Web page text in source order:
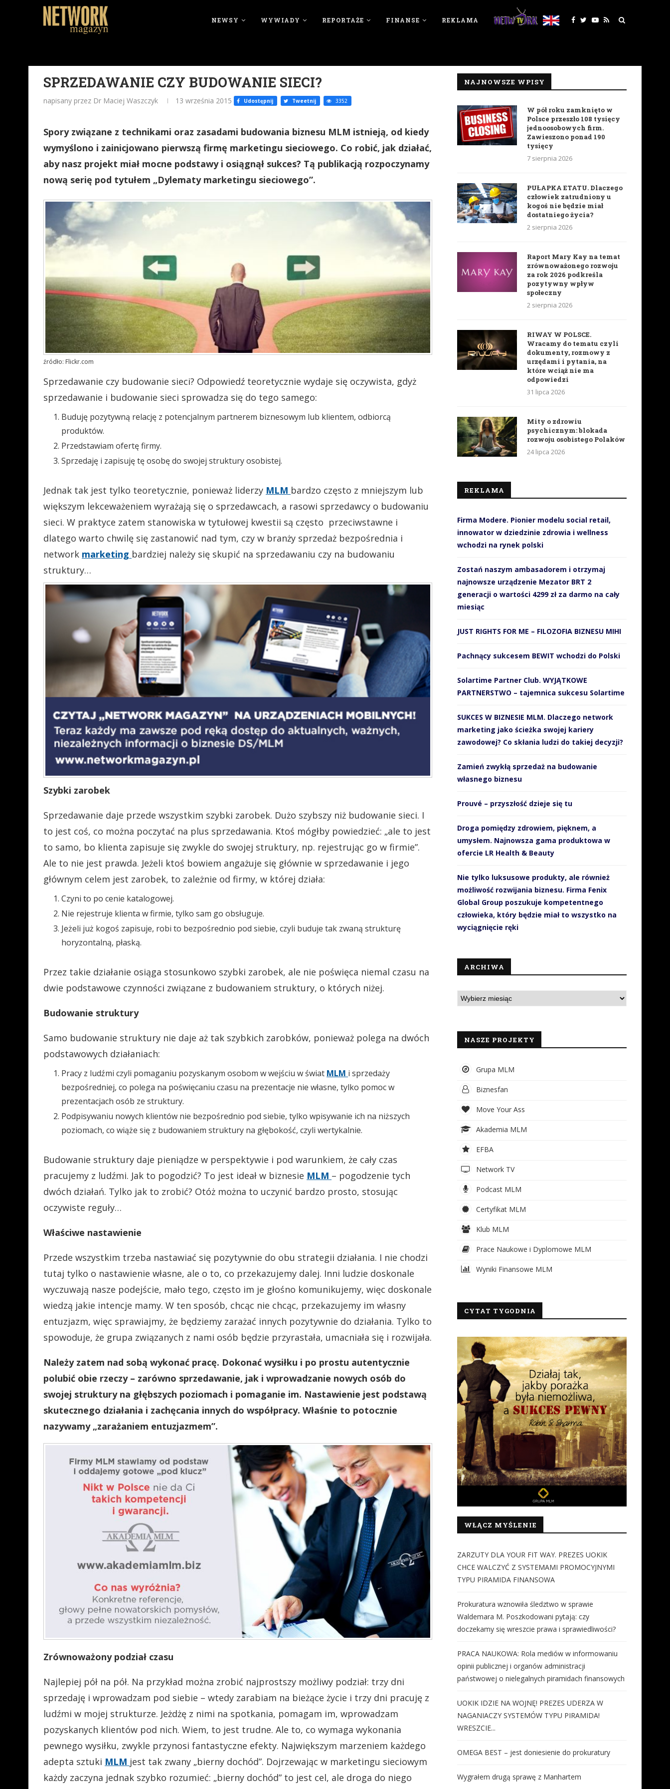
NEWSY WYWIADY REPORTAŻE FINANSE REKLAMA
SPRZEDAWANIE CZY BUDOWANIE SIECI?
napisany przez Dr Maciej Waszczyk 13 września 2015 Udostępnij Tweetnij 3352
Spory związane z technikami oraz zasadami budowania biznesu MLM istnieją, od kiedy
wymyślono i zainicjowano pierwszą firmę marketingu sieciowego. Co robić, jak działać,
aby nasz projekt miał mocne podstawy i osiągnął sukces? Tą publikacją rozpoczynamy
nową serię pod tytułem „Dylematy marketingu sieciowego”.
źródło: Flickr.com
Sprzedawanie czy budowanie sieci? Odpowiedź teoretycznie wydaje się oczywista, gdyż
sprzedawanie i budowanie sieci sprowadza się do tego samego:
Buduję pozytywną relację z potencjalnym partnerem biznesowym lub klientem, odbiorcą
produktów.
Przedstawiam ofertę firmy.
Sprzedaję i zapisuję tę osobę do swojej struktury osobistej.
Jednak tak jest tylko teoretycznie, ponieważ liderzy MLM bardzo często z mniejszym lub
większym lekceważeniem wyrażają się o sprzedawcach, a rasowi sprzedawcy o budowaniu
sieci. W praktyce zatem stanowiska w tytułowej kwestii są często przeciwstawne i
dlatego warto chwilę się zastanowić nad tym, czy w branży sprzedaż bezpośrednia i
network marketing bardziej należy się skupić na sprzedawaniu czy na budowaniu
struktury…
Szybki zarobek
Sprzedawanie daje przede wszystkim szybki zarobek. Dużo szybszy niż budowanie sieci. I
to jest coś, co można poczytać na plus sprzedawania. Ktoś mógłby powiedzieć: „ale to jest
to samo, bo klienta zapisuje się zwykle do swojej struktury, np. rejestrując go w firmie”.
Ale to nie jest prawda. Jeżeli ktoś bowiem angażuje się głównie w sprzedawanie i jego
głównym celem jest zarobek, to zależnie od firmy, w której działa:
Czyni to po cenie katalogowej.
Nie rejestruje klienta w firmie, tylko sam go obsługuje.
Jeżeli już kogoś zapisuje, robi to bezpośrednio pod siebie, czyli buduje tak zwaną strukturę
horyzontalną, płaską.
Przez takie działanie osiąga stosunkowo szybki zarobek, ale nie poświęca niemal czasu na
dwie podstawowe czynności związane z budowaniem struktury, o których niżej.
Budowanie struktury
Samo budowanie struktury nie daje aż tak szybkich zarobków, ponieważ polega na dwóch
podstawowych działaniach:
Pracy z ludźmi czyli pomaganiu pozyskanym osobom w wejściu w świat MLM i sprzedaży
bezpośredniej, co polega na poświęcaniu czasu na prezentacje nie własne, tylko pomoc w
prezentacjach osób ze struktury.
Podpisywaniu nowych klientów nie bezpośrednio pod siebie, tylko wpisywanie ich na niższych
poziomach, co wiąże się z budowaniem struktury na głębokość, czyli wertykalnie.
Budowanie struktury daje pieniądze w perspektywie i pod warunkiem, że cały czas
pracujemy z ludźmi. Jak to pogodzić? To jest ideał w biznesie MLM – pogodzenie tych
dwóch działań. Tylko jak to zrobić? Otóż można to uczynić bardzo prosto, stosując
oczywiste reguły…
Właściwe nastawienie
Przede wszystkim trzeba nastawiać się pozytywnie do obu strategii działania. I nie chodzi
tutaj tylko o nastawienie własne, ale o to, co przekazujemy dalej. Inni ludzie doskonale
wyczuwają nasze podejście, mało tego, często im je głośno komunikujemy, więc doskonale
wiedzą jakie intencje mamy. W ten sposób, chcąc nie chcąc, przekazujemy im własny
entuzjazm, więc sprawiajmy, że będziemy zarażać innych pozytywnie do działania. Tylko to
spowoduje, że grupa związanych z nami osób będzie przyrastała, umacniała się i rozwijała.
Należy zatem nad sobą wykonać pracę. Dokonać wysiłku i po prostu autentycznie
polubić obie rzeczy – zarówno sprzedawanie, jak i wprowadzanie nowych osób do
swojej struktury na głębszych poziomach i pomaganie im. Nastawienie jest podstawą
skutecznego działania i zachęcania innych do współpracy. Właśnie to potocznie
nazywamy „zarażaniem entuzjazmem”.
Zrównoważony podział czasu
Najlepiej pół na pół. Na przykład można zrobić najprostszy możliwy podział: trzy dni
sprzedaję i wprowadzam pod siebie – wtedy zarabiam na bieżące życie i trzy dni pracuję z
ludźmi w mojej strukturze. Jeżdżę z nimi na spotkania, pomagam im, wprowadzam
pozyskanych klientów pod nich. Wiem, to jest trudne. Ale to, co wymaga wykonania
pewnego wysiłku, zwykle przynosi fantastyczne efekty. Największym marzeniem każdego
adepta sztuki MLM jest tak zwany „bierny dochód”. Dojrzewając w marketingu sieciowym
każdy zaczyna jednak szybko rozumieć: „bierny dochód” to jest cel, ale droga do niego
NAJNOWSZE WPISY
W pół roku zamknięto w
Polsce przeszło 108 tysięcy
jednoosobowych firm.
Zawieszono ponad 190
tysięcy
7 sierpnia 2026
PUŁAPKA ETATU. Dlaczego
człowiek zatrudniony u
kogoś nie będzie miał
dostatniego życia?
2 sierpnia 2026
Raport Mary Kay na temat
zrównoważonego rozwoju
za rok 2026 podkreśla
pozytywny wpływ
społeczny
2 sierpnia 2026
RIWAY W POLSCE.
Wracamy do tematu czyli
dokumenty, rozmowy z
urzędami i pytania, na
które wciąż nie ma
odpowiedzi
31 lipca 2026
Mity o zdrowiu
psychicznym: blokada
rozwoju osobistego Polaków
24 lipca 2026
REKLAMA
Firma Modere. Pionier modelu social retail,
innowator w dziedzinie zdrowia i wellness
wchodzi na rynek polski
Zostań naszym ambasadorem i otrzymaj
najnowsze urządzenie Mezator BRT 2
generacji o wartości 4299 zł za darmo na cały
miesiąc
JUST RIGHTS FOR ME – FILOZOFIA BIZNESU MIHI
Pachnący sukcesem BEWIT wchodzi do Polski
Solartime Partner Club. WYJĄTKOWE
PARTNERSTWO – tajemnica sukcesu Solartime
SUKCES W BIZNESIE MLM. Dlaczego network
marketing jako ścieżka swojej kariery
zawodowej? Co skłania ludzi do takiej decyzji?
Zamień zwykłą sprzedaż na budowanie
własnego biznesu
Prouvé – przyszłość dzieje się tu
Droga pomiędzy zdrowiem, pięknem, a
umysłem. Najnowsza gama produktowa w
ofercie LR Health & Beauty
Nie tylko luksusowe produkty, ale również
możliwość rozwijania biznesu. Firma Fenix
Global Group poszukuje kompetentnego
człowieka, który będzie miał to wszystko na
wyciągnięcie ręki
ARCHIWA
NASZE PROJEKTY
Grupa MLM
Biznesfan
Move Your Ass
Akademia MLM
EFBA
Network TV
Podcast MLM
Certyfikat MLM
Klub MLM
Prace Naukowe i Dyplomowe MLM
Wyniki Finansowe MLM
CYTAT TYGODNIA
WŁĄCZ MYŚLENIE
ZARZUTY DLA YOUR FIT WAY. PREZES UOKIK
CHCE WALCZYĆ Z SYSTEMAMI PROMOCYJNYMI
TYPU PIRAMIDA FINANSOWA
Prokuratura wznowiła śledztwo w sprawie
Waldemara M. Poszkodowani pytają: czy
doczekamy się wreszcie prawa i sprawiedliwości?
PRACA NAUKOWA: Rola mediów w informowaniu
opinii publicznej i organów administracji
państwowej o nielegalnych piramidach finansowych
UOKIK IDZIE NA WOJNĘ! PREZES UDERZA W
NAGANIACZY SYSTEMÓW TYPU PIRAMIDA!
WRESZCIE...
OMEGA BEST – jest doniesienie do prokuratury
Wygrałem drugą sprawę z Manhartem